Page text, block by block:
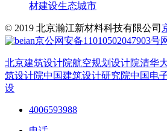
材建设生态城市
© 2019 北京瀚江新材料科技有限公司
京公网安备11010502047903号
北京建筑设计院航空规划设计院清华
筑设计院中国建筑设计研究院中国电
设
4006593988